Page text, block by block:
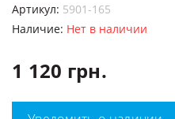
Артикул: 5901-165
Наличие: Нет в наличии
1 120 грн.